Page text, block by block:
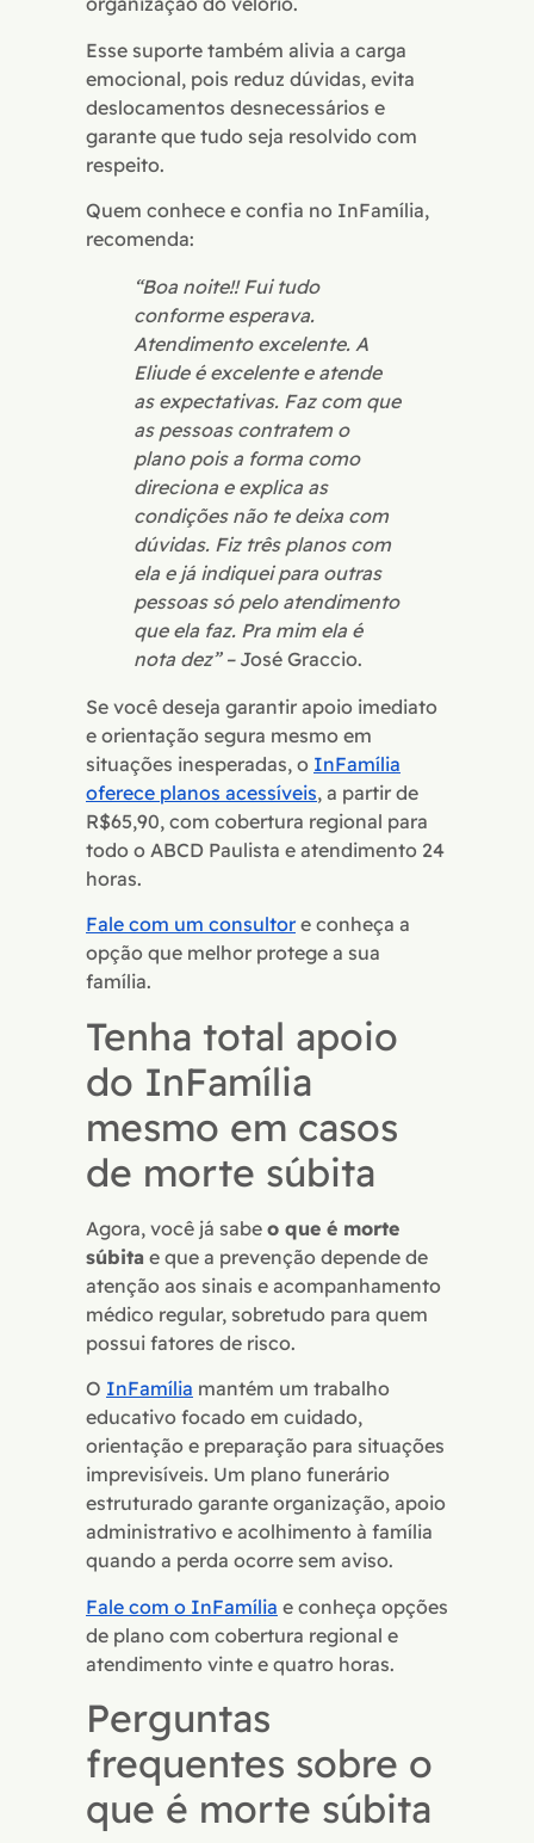
Esse suporte também alivia a carga
emocional, pois reduz dúvidas, evita
deslocamentos desnecessários e
garante que tudo seja resolvido com
respeito.
Quem conhece e confia no InFamília,
recomenda:
“Boa noite!! Fui tudo
conforme esperava.
Atendimento excelente. A
Eliude é excelente e atende
as expectativas. Faz com que
as pessoas contratem o
plano pois a forma como
direciona e explica as
condições não te deixa com
dúvidas. Fiz três planos com
ela e já indiquei para outras
pessoas só pelo atendimento
que ela faz. Pra mim ela é
nota dez” – José Graccio.
Se você deseja garantir apoio imediato
e orientação segura mesmo em
situações inesperadas, o InFamília
oferece planos acessíveis, a partir de
R$65,90, com cobertura regional para
todo o ABCD Paulista e atendimento 24
horas.
Fale com um consultore conheça a
opção que melhor protege a sua
família.
Tenha total apoio
do InFamília
mesmo em casos
de morte súbita
Agora, você já sabe o que é morte
súbita e que a prevenção depende de
atenção aos sinais e acompanhamento
médico regular, sobretudo para quem
possui fatores de risco.
O InFamília mantém um trabalho
educativo focado em cuidado,
orientação e preparação para situações
imprevisíveis. Um plano funerário
estruturado garante organização, apoio
administrativo e acolhimento à família
quando a perda ocorre sem aviso.
Fale com o InFamília e conheça opções
de plano com cobertura regional e
atendimento vinte e quatro horas.
Perguntas
frequentes sobre o
que é morte súbita